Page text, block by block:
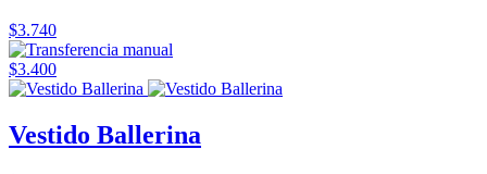
$3.740
$3.400
Vestido Ballerina